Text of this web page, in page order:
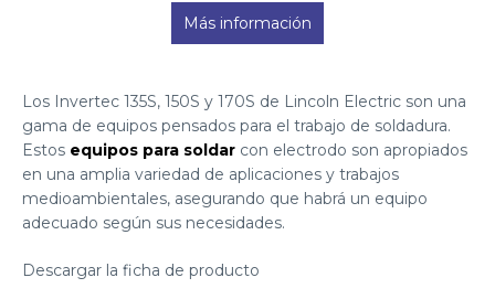
Los Invertec 135S, 150S y 170S de Lincoln Electric son una
gama de equipos pensados para el trabajo de soldadura.
Estos equipos para soldar con electrodo son apropiados
en una amplia variedad de aplicaciones y trabajos
medioambientales, asegurando que habrá un equipo
adecuado según sus necesidades.
Descargar la ficha de producto
Más información